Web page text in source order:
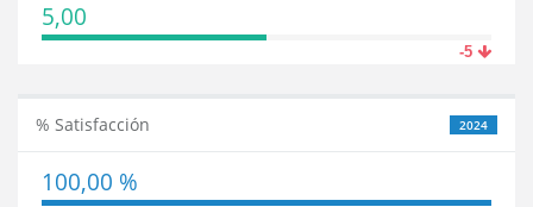
5,00
-5
2024
% Satisfacción
100,00 %